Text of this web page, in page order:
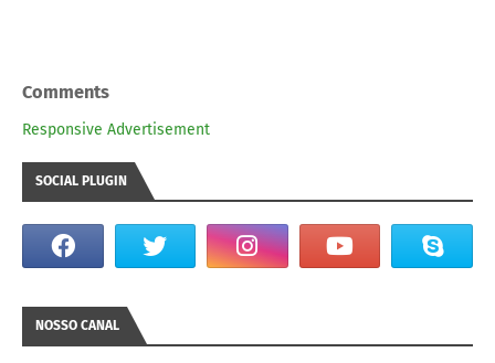
Comments
Responsive Advertisement
SOCIAL PLUGIN
NOSSO CANAL